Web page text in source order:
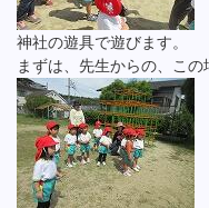
神社の遊具で遊びます。
まずは、先生からの、この